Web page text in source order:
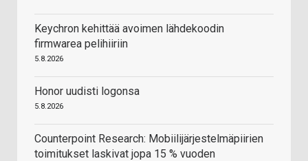
Keychron kehittää avoimen lähdekoodin
firmwarea pelihiiriin
5.8.2026
Honor uudisti logonsa
5.8.2026
Counterpoint Research: Mobiilijärjestelmäpiirien
toimitukset laskivat jopa 15 % vuoden